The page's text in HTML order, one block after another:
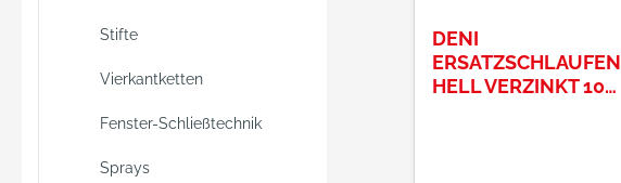
Stifte
Vierkantketten
Fenster-Schließtechnik
Sprays
DENI
ERSATZSCHLAUFEN
HELL VERZINKT 10